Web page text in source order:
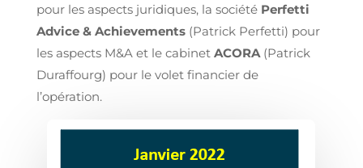
pour les aspects juridiques, la société Perfetti
Advice & Achievements(Patrick Perfetti) pour
les aspects M&A et le cabinet ACORA(Patrick
Duraffourg) pour le volet financier de
l’opération.